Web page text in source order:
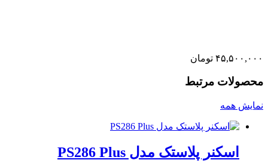
۴۵,۵۰۰,۰۰۰ تومان
محصولات مرتبط
نمایش همه
اسکنر پلاستک مدل PS286 Plus